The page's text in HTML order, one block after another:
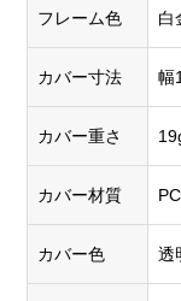
フレーム色 白
カバー寸法 幅
カバー重さ
カバー材質
カバー色 透